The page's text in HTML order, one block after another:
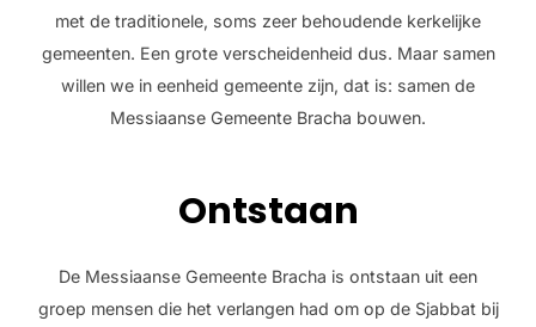
met de traditionele, soms zeer behoudende kerkelijke
gemeenten. Een grote verscheidenheid dus. Maar samen
willen we in eenheid gemeente zijn, dat is: samen de
Messiaanse Gemeente Bracha bouwen.
Ontstaan
De Messiaanse Gemeente Bracha is ontstaan uit een
groep mensen die het verlangen had om op de Sjabbat bij